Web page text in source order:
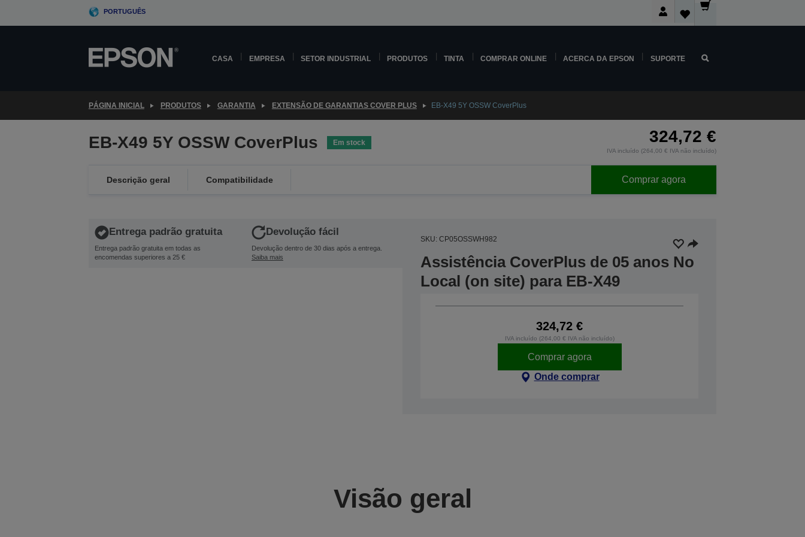
PORTUGUÊS
CASA EMPRESA SETOR INDUSTRIAL PRODUTOS TINTA COMPRAR ONLINE ACERCA DA EPSON SUPORTE
PÁGINA INICIAL PRODUTOS GARANTIA EXTENSÃO DE GARANTIAS COVER PLUS EB-X49 5Y OSSW CoverPlus
EB-X49 5Y OSSW CoverPlus Em stock 324,72 €
IVA incluído (264,00 € IVA não incluído)
Descrição geral Compatibilidade Comprar agora
Entrega padrão gratuita
Entrega padrão gratuita em todas as
encomendas superiores a 25 €
Devolução fácil
Devolução dentro de 30 dias após a entrega.
Saiba mais
SKU: CP05OSSWH982
Assistência CoverPlus de 05 anos No
Local (on site) para EB-X49
324,72 €
IVA incluído (264,00 € IVA não incluído)
Comprar agora
Onde comprar
Visão geral